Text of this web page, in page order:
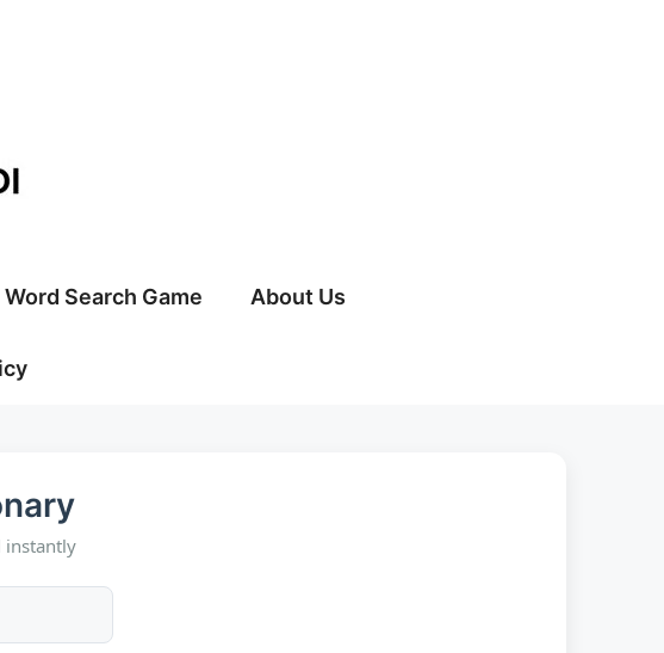
Word Search Game About Us
instantly